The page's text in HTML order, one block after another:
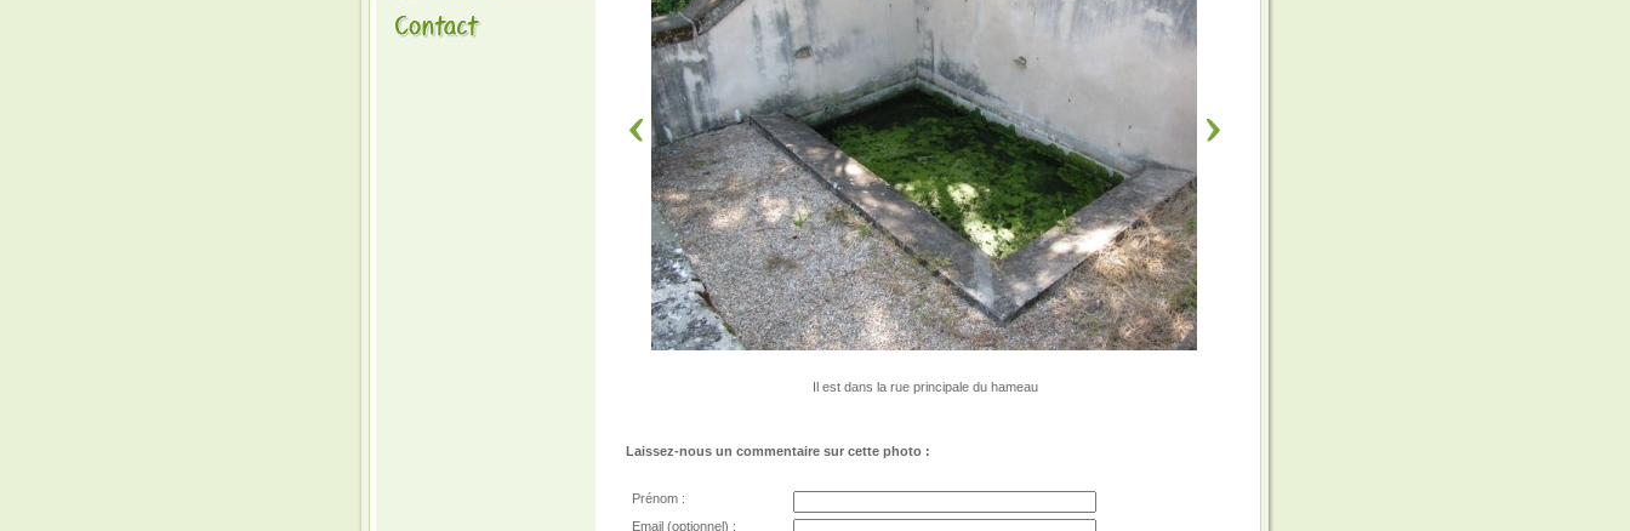
Il est dans la rue principale du hameau
Laissez-nous un commentaire sur cette photo :
Prénom :
Email (optionnel) :